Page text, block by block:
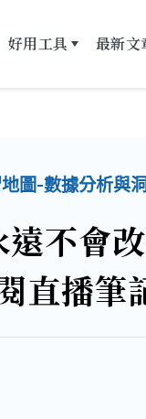
好用工具 最新文
圖-數據分析與
遠不會
直播